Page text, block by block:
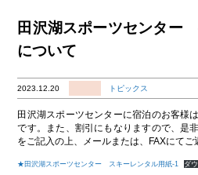
田沢湖スポーツセンター
について
2023.12.20 トピックス
田沢湖スポーツセンターに宿泊のお客様
です。また、割引にもなりますので、是
をご記入の上、メールまたは、FAXにてご
★田沢湖スポーツセンター スキーレンタル用紙-1 ダ